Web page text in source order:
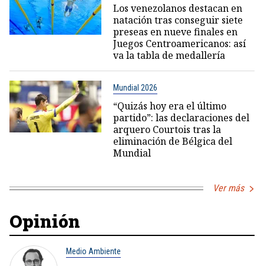
Los venezolanos destacan en
natación tras conseguir siete
preseas en nueve finales en
Juegos Centroamericanos: así
va la tabla de medallería
Mundial 2026
“Quizás hoy era el último
partido”: las declaraciones del
arquero Courtois tras la
eliminación de Bélgica del
Mundial
Ver más
Opinión
Medio Ambiente